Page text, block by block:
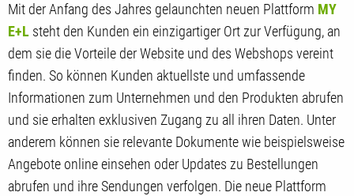
Mit der Anfang des Jahres gelaunchten neuen Plattform MY
E+L steht den Kunden ein einzigartiger Ort zur Verfügung, an
dem sie die Vorteile der Website und des Webshops vereint
finden. So können Kunden aktuellste und umfassende
Informationen zum Unternehmen und den Produkten abrufen
und sie erhalten exklusiven Zugang zu all ihren Daten. Unter
anderem können sie relevante Dokumente wie beispielsweise
Angebote online einsehen oder Updates zu Bestellungen
abrufen und ihre Sendungen verfolgen. Die neue Plattform